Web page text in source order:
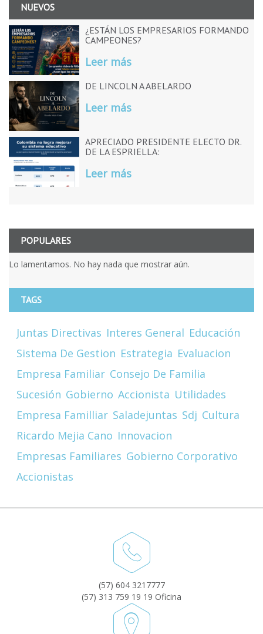
NUEVOS
¿ESTÁN LOS EMPRESARIOS FORMANDO
CAMPEONES?
Leer más
DE LINCOLN A ABELARDO
Leer más
APRECIADO PRESIDENTE ELECTO DR.
DE LA ESPRIELLA:
Leer más
POPULARES
Lo lamentamos. No hay nada que mostrar aún.
TAGS
Juntas Directivas Interes General Educación
Sistema De Gestion Estrategia Evaluacion
Empresa Familiar Consejo De Familia
Sucesión Gobierno Accionista Utilidades
Empresa Familliar Saladejuntas Sdj Cultura
Ricardo Mejia Cano Innovacion
Empresas Familiares Gobierno Corporativo
Accionistas
(57) 604 3217777
(57) 313 759 19 19 Oficina